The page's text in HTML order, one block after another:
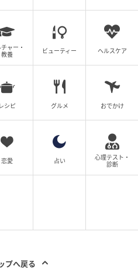
ウスと公園管理事務所に
ャー・
教養
ビューティー ヘルスケア
レシピ グルメ おでかけ
恋愛 占い
心理テスト・
診断
プへ戻る